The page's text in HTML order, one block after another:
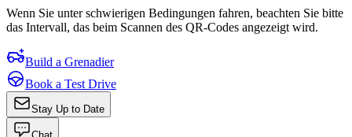
Wenn Sie unter schwierigen Bedingungen fahren, beachten Sie bitte
das Intervall, das beim Scannen des QR-Codes angezeigt wird.
Build a Grenadier
Book a Test Drive
Stay Up to Date